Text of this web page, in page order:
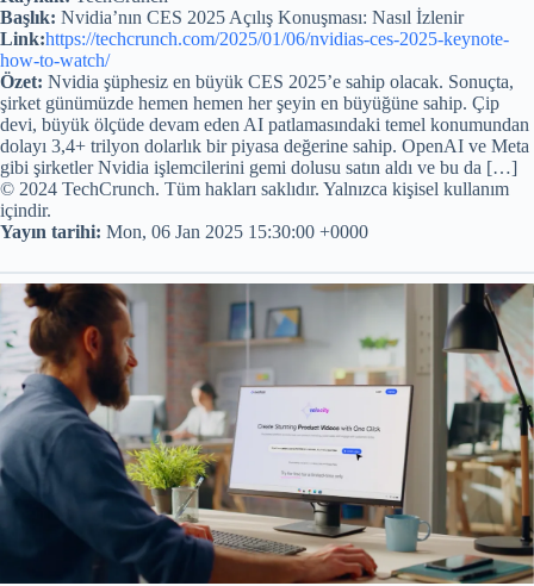
Başlık: Nvidia’nın CES 2025 Açılış Konuşması: Nasıl İzlenir
Link:https://techcrunch.com/2025/01/06/nvidias-ces-2025-keynote-
how-to-watch/
Özet: Nvidia şüphesiz en büyük CES 2025’e sahip olacak. Sonuçta,
şirket günümüzde hemen hemen her şeyin en büyüğüne sahip. Çip
devi, büyük ölçüde devam eden AI patlamasındaki temel konumundan
dolayı 3,4+ trilyon dolarlık bir piyasa değerine sahip. OpenAI ve Meta
gibi şirketler Nvidia işlemcilerini gemi dolusu satın aldı ve bu da […]
© 2024 TechCrunch. Tüm hakları saklıdır. Yalnızca kişisel kullanım
içindir.
Yayın tarihi: Mon, 06 Jan 2025 15:30:00 +0000